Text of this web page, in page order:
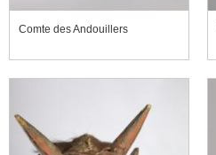
Comte des Andouillers